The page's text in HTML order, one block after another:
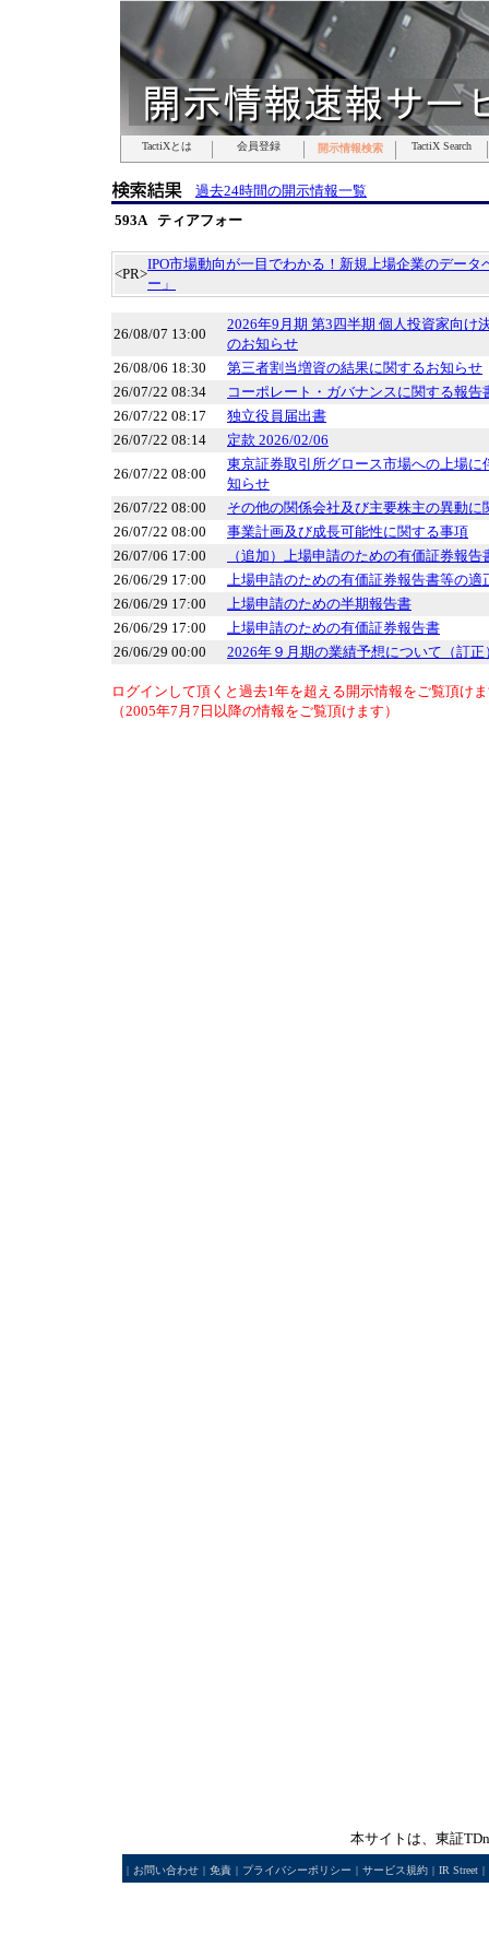
TactiXとは 会員登録 開示情報検索 TactiX Search
TactiXとは 会員登録 開示情報検索 TactiX Search
TactiXとは 会員登録 開示情報検索 TactiX Search
TactiXとは 会員登録 開示情報検索 TactiX Search
TactiXとは 会員登録 開示情報検索 TactiX Search
TactiXとは 会員登録 開示情報検索 TactiX Search
TactiXとは 会員登録 開示情報検索 TactiX Search
過去24時間の開示情報一覧
593A ティアフォー
<PR>
IPO市場動向が一目でわかる！新規上場企業のデータ
ー」
26/08/07 13:00
2026年9月期 第3四半期 個人投資家向け
のお知らせ
26/08/06 18:30
第三者割当増資の結果に関するお知らせ
26/07/22 08:34
コーポレート・ガバナンスに関する報告
26/07/22 08:17
独立役員届出書
26/07/22 08:14
定款 2026/02/06
26/07/22 08:00
東京証券取引所グロース市場への上場に
知らせ
26/07/22 08:00
その他の関係会社及び主要株主の異動に
26/07/22 08:00
事業計画及び成長可能性に関する事項
26/07/06 17:00
（追加）上場申請のための有価証券報
26/06/29 17:00
上場申請のための有価証券報告書等の適
26/06/29 17:00
上場申請のための半期報告書
26/06/29 17:00
上場申請のための有価証券報告書
26/06/29 00:00
2026年９月期の業績予想について（訂正
ログインして頂くと過去1年を超える開示情報をご覧頂け
（2005年7月7日以降の情報をご覧頂けます）
本サイトは、東証
| お問い合わせ | 免責 | プライバシーポリシー | サービス規約 | IR Street |